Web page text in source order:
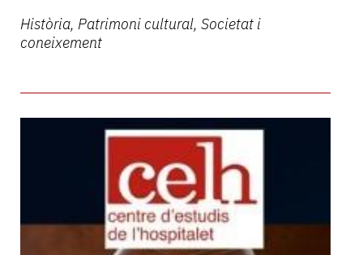
Història, Patrimoni cultural, Societat i
coneixement